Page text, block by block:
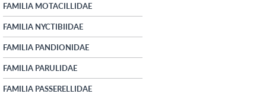
FAMILIA MOTACILLIDAE
FAMILIA NYCTIBIIDAE
FAMILIA PANDIONIDAE
FAMILIA PARULIDAE
FAMILIA PASSERELLIDAE